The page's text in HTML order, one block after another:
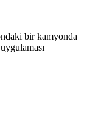
bir kamyonda